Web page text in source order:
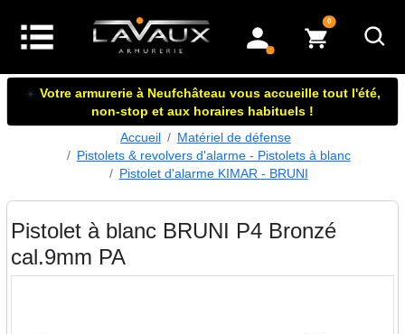
mon compte
0articles dans le panier
☀️ Votre armurerie à Neufchâteau vous accueille tout l'été,
non-stop et aux horaires habituels !
Accueil
Matériel de défense
Pistolets & revolvers d'alarme - Pistolets à blanc
Pistolet d'alarme KIMAR - BRUNI
Pistolet à blanc BRUNI P4 Bronzé
cal.9mm PA